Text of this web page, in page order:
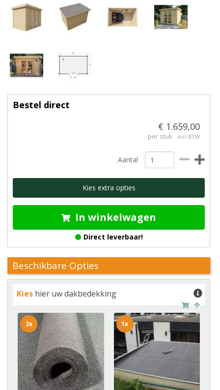
Bestel direct
€ 1.659,00
per stuk incl BTW
Aantal
Kies extra opties
In winkelwagen
Direct leverbaar!
Beschikbare Opties
Kies hier uw dakbedekking
2x 1x